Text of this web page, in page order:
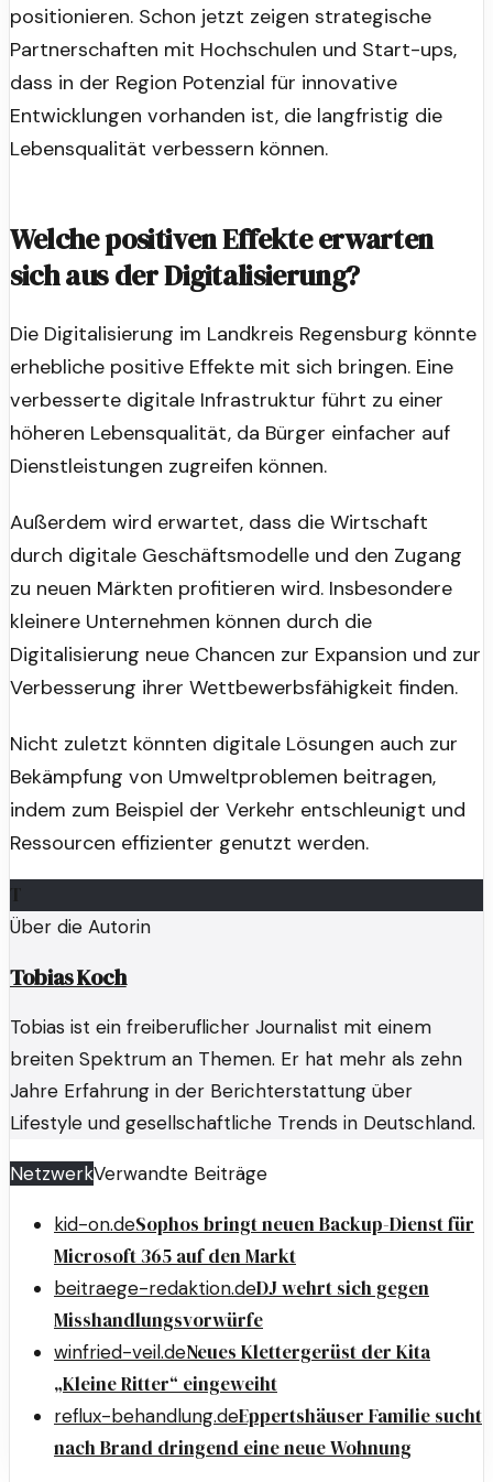
positionieren. Schon jetzt zeigen strategische
Partnerschaften mit Hochschulen und Start-ups,
dass in der Region Potenzial für innovative
Entwicklungen vorhanden ist, die langfristig die
Lebensqualität verbessern können.
Welche positiven Effekte erwarten
sich aus der Digitalisierung?
Die Digitalisierung im Landkreis Regensburg könnte
erhebliche positive Effekte mit sich bringen. Eine
verbesserte digitale Infrastruktur führt zu einer
höheren Lebensqualität, da Bürger einfacher auf
Dienstleistungen zugreifen können.
Außerdem wird erwartet, dass die Wirtschaft
durch digitale Geschäftsmodelle und den Zugang
zu neuen Märkten profitieren wird. Insbesondere
kleinere Unternehmen können durch die
Digitalisierung neue Chancen zur Expansion und zur
Verbesserung ihrer Wettbewerbsfähigkeit finden.
Nicht zuletzt könnten digitale Lösungen auch zur
Bekämpfung von Umweltproblemen beitragen,
indem zum Beispiel der Verkehr entschleunigt und
Ressourcen effizienter genutzt werden.
T
Über die Autorin
Tobias Koch
Tobias ist ein freiberuflicher Journalist mit einem
breiten Spektrum an Themen. Er hat mehr als zehn
Jahre Erfahrung in der Berichterstattung über
Lifestyle und gesellschaftliche Trends in Deutschland.
NetzwerkVerwandte Beiträge
kid-on.deSophos bringt neuen Backup-Dienst für
Microsoft 365 auf den Markt
beitraege-redaktion.deDJ wehrt sich gegen
Misshandlungsvorwürfe
winfried-veil.deNeues Klettergerüst der Kita
„Kleine Ritter“ eingeweiht
reflux-behandlung.deEppertshäuser Familie sucht
nach Brand dringend eine neue Wohnung